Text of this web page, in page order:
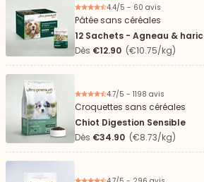
4.4/5 - 60 avis
Pâtée sans céréales
12 Sachets - Agneau &
Dès €12.90 (€10.75/kg)
4.7/5 - 1198 avis
Croquettes sans céréales
Chiot Digestion Sensible
Dès €34.90 (€8.73/kg)